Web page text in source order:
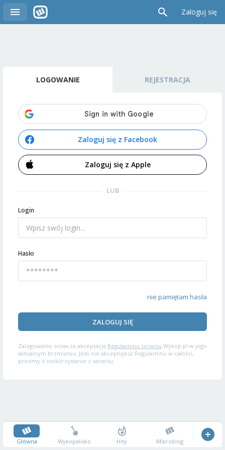
Zaloguj się
LOGOWANIE REJESTRACJA
Zaloguj się z Facebook
Zaloguj się z Apple
LUB
Login
Hasło
nie pamiętam hasła
ZALOGUJ SIĘ
Zalogowanie oznacza akceptację Regulaminu serwisu Wykop.pl w jego
aktualnym brzmieniu. Jeśli nie akceptujesz Regulaminu w całości,
prosimy o niekorzystanie z serwisu.
Główna Wykopalisko Hity Mikroblog